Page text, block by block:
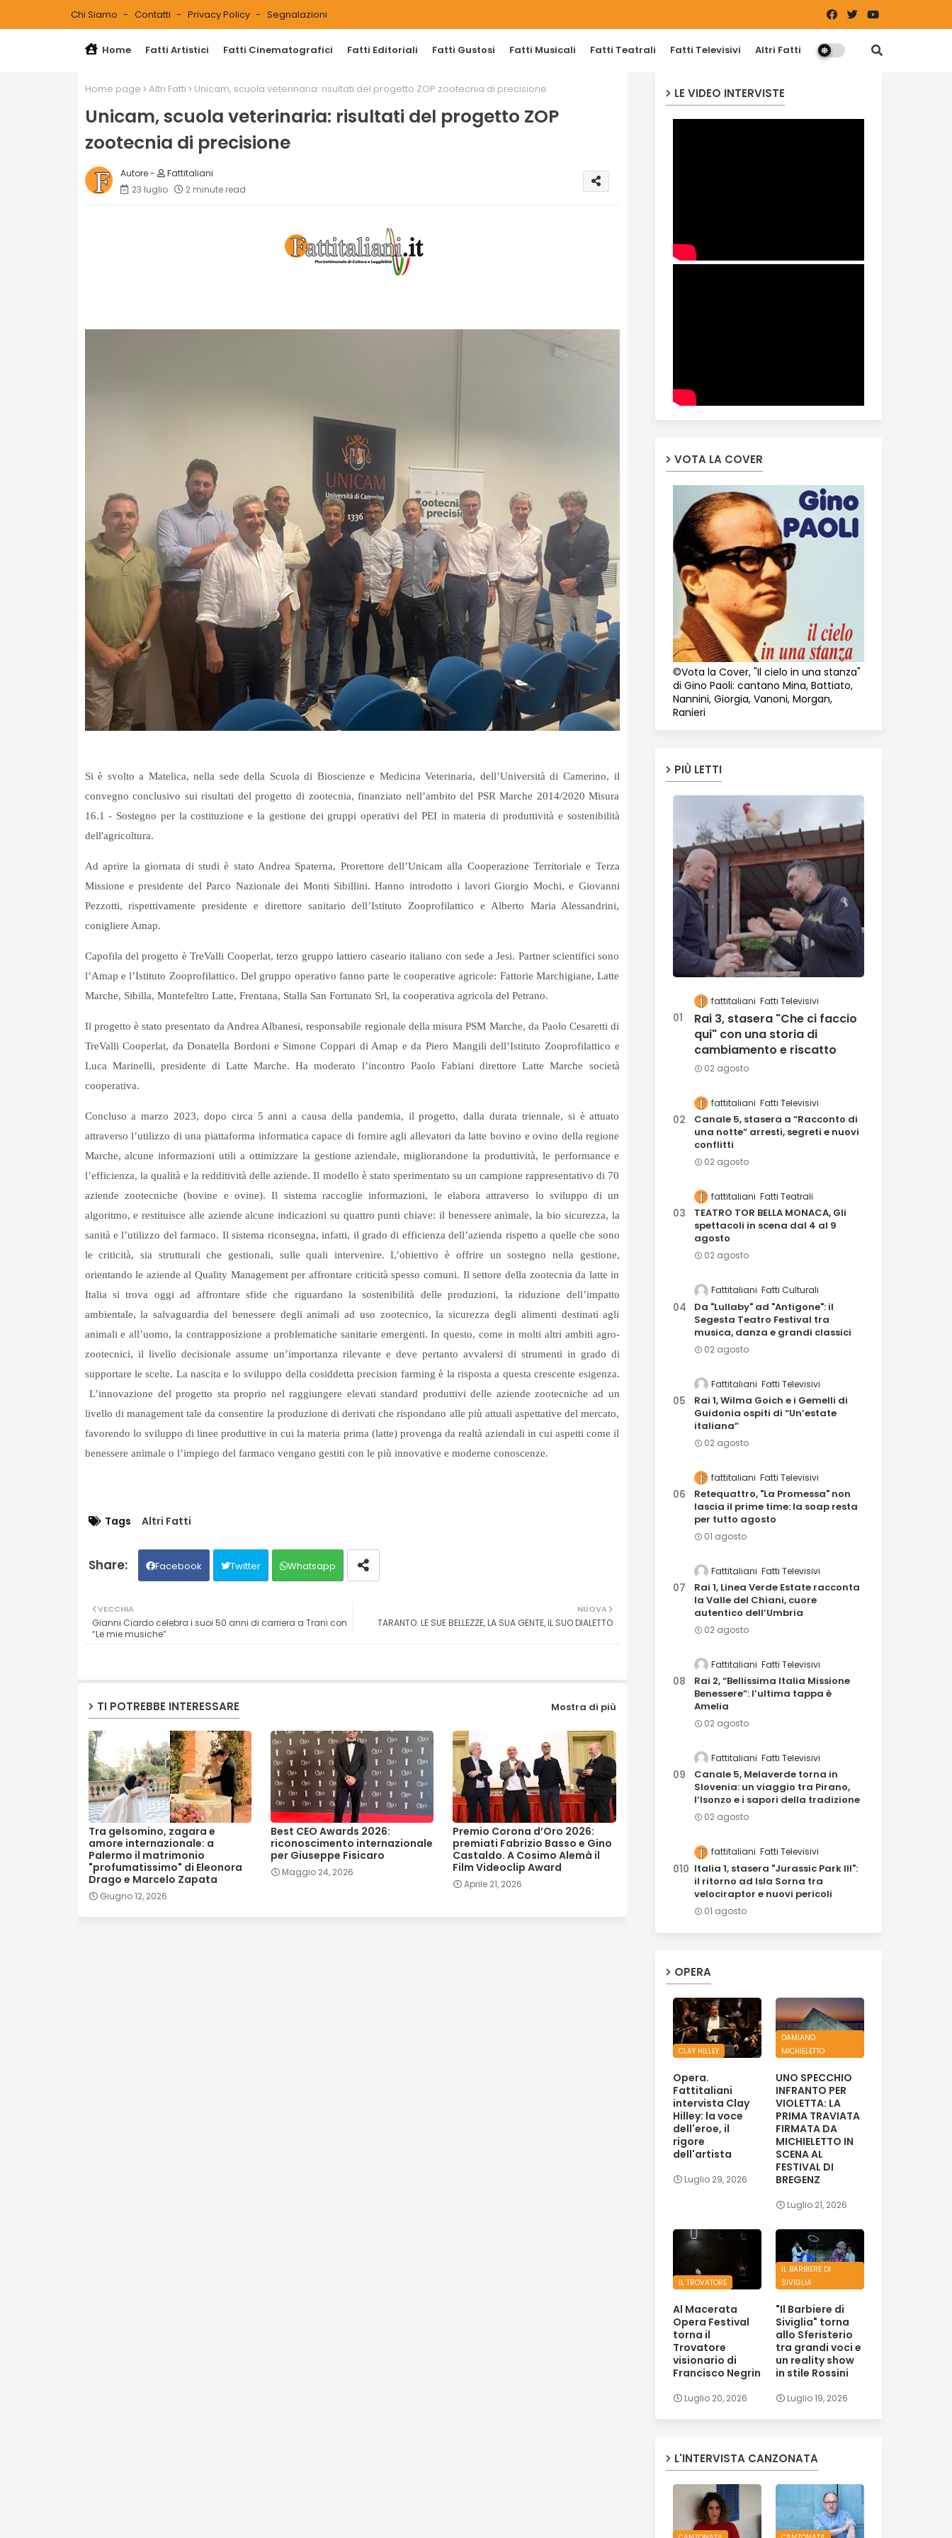
Chi Siamo Contatti Privacy Policy Segnalazioni
Home Fatti Artistici Fatti Cinematografici Fatti Editoriali Fatti Gustosi Fatti Musicali Fatti Teatrali Fatti Televisivi Altri Fatti
Home page Altri Fatti Unicam, scuola veterinaria: risultati del progetto ZOP zootecnia di precisione
Unicam, scuola veterinaria: risultati del progetto ZOP
zootecnia di precisione
Fattitaliani
23 luglio
2 minute read
Si è svolto a Matelica, nella sede della Scuola di Bioscienze e Medicina Veterinaria, dell’Università di Camerino, il
convegno conclusivo sui risultati del progetto di zootecnia, finanziato nell’ambito del PSR Marche 2014/2020 Misura
16.1 - Sostegno per la costituzione e la gestione dei gruppi operativi del PEI in materia di produttività e sostenibilità
dell'agricoltura.
Ad aprire la giornata di studi è stato Andrea Spaterna, Prorettore dell’Unicam alla Cooperazione Territoriale e Terza
Missione e presidente del Parco Nazionale dei Monti Sibillini. Hanno introdotto i lavori Giorgio Mochi, e Giovanni
Pezzotti, rispettivamente presidente e direttore sanitario dell’Istituto Zooprofilattico e Alberto Maria Alessandrini,
conigliere Amap.
Capofila del progetto è TreValli Cooperlat, terzo gruppo lattiero caseario italiano con sede a Jesi. Partner scientifici sono
l’Amap e l’Istituto Zooprofilattico. Del gruppo operativo fanno parte le cooperative agricole: Fattorie Marchigiane, Latte
Marche, Sibilla, Montefeltro Latte, Frentana, Stalla San Fortunato Srl, la cooperativa agricola del Petrano.
Il progetto è stato presentato da Andrea Albanesi, responsabile regionale della misura PSM Marche, da Paolo Cesaretti di
TreValli Cooperlat, da Donatella Bordoni e Simone Coppari di Amap e da Piero Mangili dell’Istituto Zooprofilattico e
Luca Marinelli, presidente di Latte Marche. Ha moderato l’incontro Paolo Fabiani direttore Latte Marche società
cooperativa.
Concluso a marzo 2023, dopo circa 5 anni a causa della pandemia, il progetto, dalla durata triennale, si è attuato
attraverso l’utilizzo di una piattaforma informatica capace di fornire agli allevatori da latte bovino e ovino della regione
Marche, alcune informazioni utili a ottimizzare la gestione aziendale, migliorandone la produttività, le performance e
l’efficienza, la qualità e la redditività delle aziende. Il modello è stato sperimentato su un campione rappresentativo di 70
aziende zootecniche (bovine e ovine). Il sistema raccoglie informazioni, le elabora attraverso lo sviluppo di un
algoritmo, e restituisce alle aziende alcune indicazioni su quattro punti chiave: il benessere animale, la bio sicurezza, la
sanità e l’utilizzo del farmaco. Il sistema riconsegna, infatti, il grado di efficienza dell’azienda rispetto a quelle che sono
le criticità, sia strutturali che gestionali, sulle quali intervenire. L’obiettivo è offrire un sostegno nella gestione,
orientando le aziende al Quality Management per affrontare criticità spesso comuni. Il settore della zootecnia da latte in
Italia si trova oggi ad affrontare sfide che riguardano la sostenibilità delle produzioni, la riduzione dell’impatto
ambientale, la salvaguardia del benessere degli animali ad uso zootecnico, la sicurezza degli alimenti destinati agli
animali e all’uomo, la contrapposizione a problematiche sanitarie emergenti. In questo, come in molti altri ambiti agro-
zootecnici, il livello decisionale assume un’importanza rilevante e deve pertanto avvalersi di strumenti in grado di
supportare le scelte. La nascita e lo sviluppo della cosiddetta precision farming è la risposta a questa crescente esigenza.
L’innovazione del progetto sta proprio nel raggiungere elevati standard produttivi delle aziende zootecniche ad un
livello di management tale da consentire la produzione di derivati che rispondano alle più attuali aspettative del mercato,
favorendo lo sviluppo di linee produttive in cui la materia prima (latte) provenga da realtà aziendali in cui aspetti come il
benessere animale o l’impiego del farmaco vengano gestiti con le più innovative e moderne conoscenze.
Tags Altri Fatti
Facebook Twitter Whatsapp
NUOVA
TARANTO: LE SUE BELLEZZE, LA SUA GENTE, IL SUO DIALETTO
VECCHIA
Gianni Ciardo celebra i suoi 50 anni di carriera a Trani con
“Le mie musiche”
TI POTREBBE INTERESSARE Mostra di più
Tra gelsomino, zagara e
amore internazionale: a
Palermo il matrimonio
"profumatissimo" di Eleonora
Drago e Marcelo Zapata
Giugno 12, 2026
Best CEO Awards 2026:
riconoscimento internazionale
per Giuseppe Fisicaro
Maggio 24, 2026
Premio Corona d’Oro 2026:
premiati Fabrizio Basso e Gino
Castaldo. A Cosimo Alemà il
Film Videoclip Award
Aprile 21, 2026
LE VIDEO INTERVISTE
VOTA LA COVER
©Vota la Cover, "Il cielo in una stanza"
di Gino Paoli: cantano Mina, Battiato,
Nannini, Giorgia, Vanoni, Morgan,
Ranieri
PIÙ LETTI
fattitaliani Fatti Televisivi
Rai 3, stasera "Che ci faccio
qui" con una storia di
cambiamento e riscatto
02 agosto
fattitaliani Fatti Televisivi
Canale 5, stasera a “Racconto di
una notte” arresti, segreti e nuovi
conflitti
02 agosto
fattitaliani Fatti Teatrali
TEATRO TOR BELLA MONACA, Gli
spettacoli in scena dal 4 al 9
agosto
02 agosto
Fattitaliani Fatti Culturali
Da "Lullaby" ad "Antigone": il
Segesta Teatro Festival tra
musica, danza e grandi classici
02 agosto
Fattitaliani Fatti Televisivi
Rai 1, Wilma Goich e i Gemelli di
Guidonia ospiti di “Un’estate
italiana”
02 agosto
fattitaliani Fatti Televisivi
Retequattro, "La Promessa" non
lascia il prime time: la soap resta
per tutto agosto
01 agosto
Fattitaliani Fatti Televisivi
Rai 1, Linea Verde Estate racconta
la Valle del Chiani, cuore
autentico dell’Umbria
02 agosto
Fattitaliani Fatti Televisivi
Rai 2, “Bellissima Italia Missione
Benessere”: l’ultima tappa è
Amelia
02 agosto
Fattitaliani Fatti Televisivi
Canale 5, Melaverde torna in
Slovenia: un viaggio tra Pirano,
l’Isonzo e i sapori della tradizione
02 agosto
fattitaliani Fatti Televisivi
Italia 1, stasera "Jurassic Park III":
il ritorno ad Isla Sorna tra
velociraptor e nuovi pericoli
01 agosto
OPERA
CLAY HILLEY
Opera.
Fattitaliani
intervista Clay
Hilley: la voce
dell'eroe, il
rigore
dell'artista
Luglio 29, 2026
DAMIANO
MICHIELETTO
UNO SPECCHIO
INFRANTO PER
VIOLETTA: LA
PRIMA TRAVIATA
FIRMATA DA
MICHIELETTO IN
SCENA AL
FESTIVAL DI
BREGENZ
Luglio 21, 2026
IL TROVATORE
Al Macerata
Opera Festival
torna il
Trovatore
visionario di
Francisco Negrin
Luglio 20, 2026
IL BARBIERE DI
SIVIGLIA
"Il Barbiere di
Siviglia" torna
allo Sferisterio
tra grandi voci e
un reality show
in stile Rossini
Luglio 19, 2026
L'INTERVISTA CANZONATA